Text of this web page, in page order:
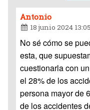
Antonio
18 junio 2024 13:05
No sé cómo se
esta, que
cuestionarla con
el 28% de los
persona mayor de
de los accidentes